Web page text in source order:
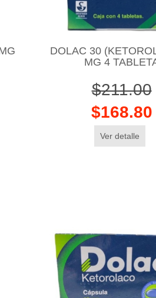
DOLAC 30
MG 4
$211.00
$168.80
Ver detalle